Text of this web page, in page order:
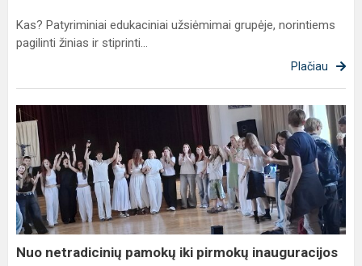
Kas? Patyriminiai edukaciniai užsiėmimai grupėje, norintiems
pagilinti žinias ir stiprinti...
Plačiau
Nuo
netradicinių
pamokų
iki
pirmokų
inauguracijos
Nuo netradicinių pamokų iki pirmokų inauguracijos